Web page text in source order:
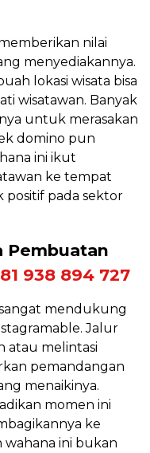
nilai
menyediakannya.
lokasi wisata bisa
wisatawan. Banyak
untuk merasakan
domino pun
ini ikut
ke tempat
positif pada sektor
Pembuatan
938 894 727
sangat mendukung
Jalur
atau melintasi
pemandangan
menaikinya.
momen ini
ke
wahana ini bukan